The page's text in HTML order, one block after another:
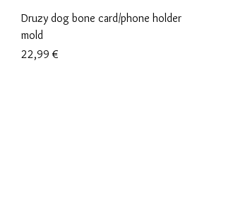
Druzy dog bone card/phone holder
mold
Precio
22,99 €